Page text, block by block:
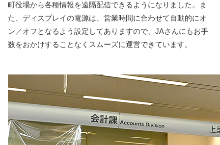
町役場から各種情報を遠隔配信できるようになりました。ま
た、ディスプレイの電源は、営業時間に合わせて自動的にオ
ン／オフとなるよう設定してありますので、JAさんにもお手
数をおかけすることなくスムーズに運営できています。